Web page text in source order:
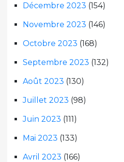
Décembre 2023 (154)
Novembre 2023 (146)
Octobre 2023 (168)
Septembre 2023 (132)
Août 2023 (130)
Juillet 2023 (98)
Juin 2023 (111)
Mai 2023 (133)
Avril 2023 (166)